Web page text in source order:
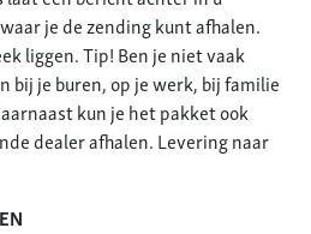
je de zending kunt afhalen.
liggen. Tip! Ben je niet vaak
bij je buren, op je werk, bij familie
kun je het pakket ook
dealer afhalen. Levering naar